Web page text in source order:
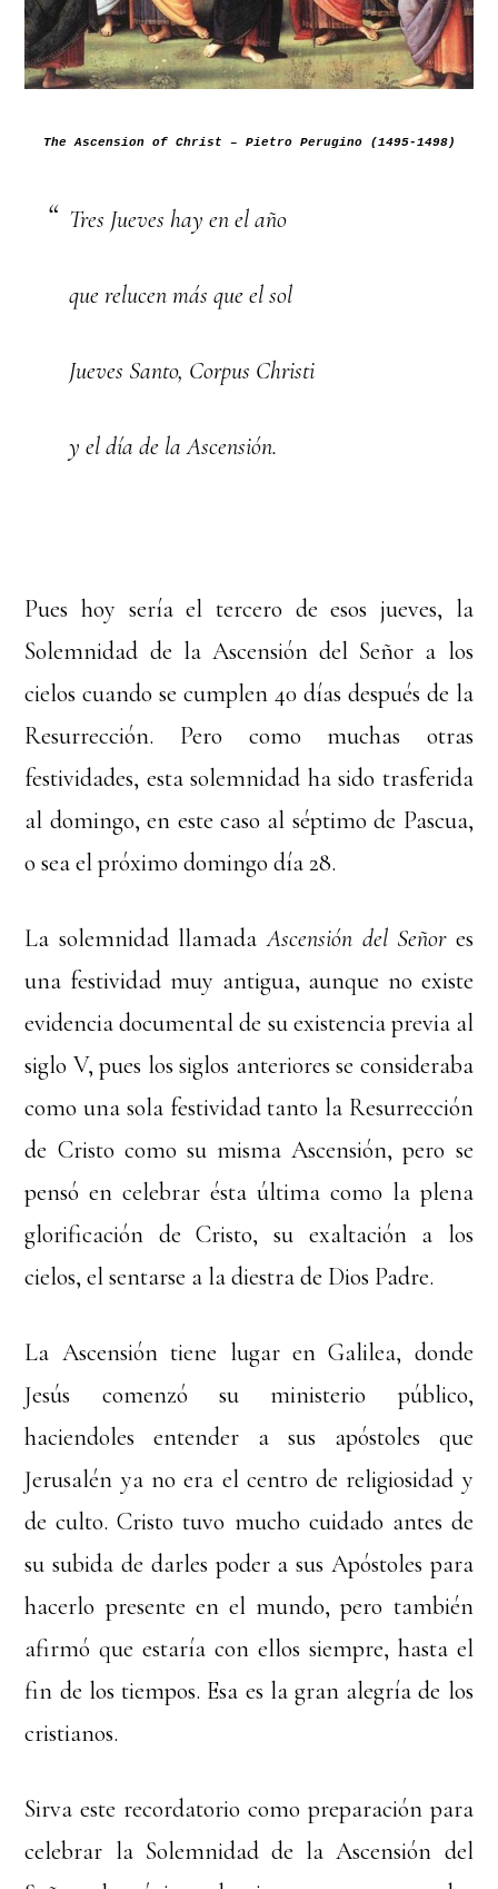
The Ascension of Christ – Pietro Perugino (1495-1498)
Tres Jueves hay en el año
que relucen más que el sol
Jueves Santo, Corpus Christi
y el día de la Ascensión.
Pues hoy sería el tercero de esos jueves, la
Solemnidad de la Ascensión del Señor a los
cielos cuando se cumplen 40 días después de la
Resurrección. Pero como muchas otras
festividades, esta solemnidad ha sido trasferida
al domingo, en este caso al séptimo de Pascua,
o sea el próximo domingo día 28.
La solemnidad llamadaAscensión del Señores
una festividad muy antigua, aunque no existe
evidencia documental de su existencia previa al
siglo V, pues los siglos anteriores se consideraba
como una sola festividad tanto la Resurrección
de Cristo como su misma Ascensión, pero se
pensó en celebrar ésta última como la plena
glorificación de Cristo, su exaltación a los
cielos, el sentarse a la diestra de Dios Padre.
La Ascensión tiene lugar en Galilea, donde
Jesús comenzó su ministerio público,
haciendoles entender a sus apóstoles que
Jerusalén ya no era el centro de religiosidad y
de culto. Cristo tuvo mucho cuidado antes de
su subida de darles poder a sus Apóstoles para
hacerlo presente en el mundo, pero también
afirmó que estaría con ellos siempre, hasta el
fin de los tiempos. Esa es la gran alegría de los
cristianos.
Sirva este recordatorio como preparación para
celebrar la Solemnidad de la Ascensión del